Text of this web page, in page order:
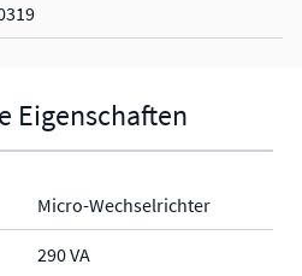
Eigenschaften
Micro-Wechselrichter
290 VA